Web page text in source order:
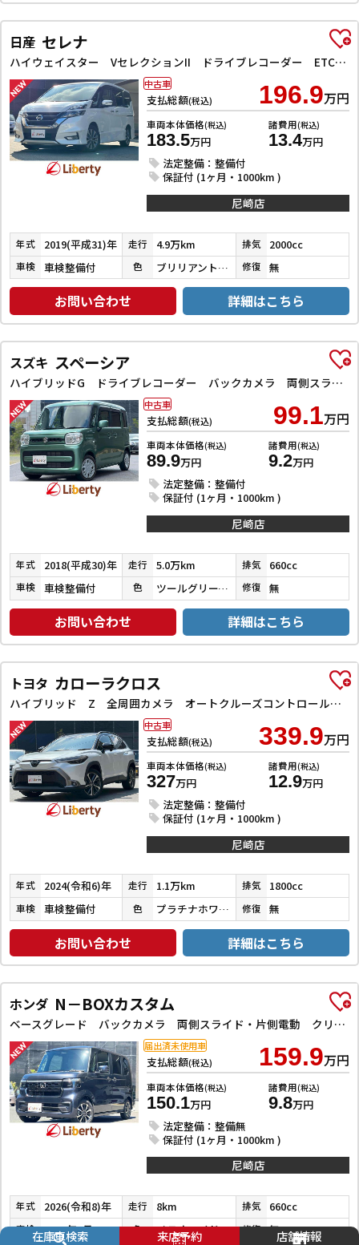
日産 セレナ
ハイウェイスター VセレクションII ドライブレコーダー ETC バックカメラ サイドカメラ ナビ TV クリアランスソナー オートクルーズコントロール パークアシスト 衝突被害軽減システム 両側電動スライドドア オートライト
支払総額(税込) 196.9万円
車両本体価格(税込)
183.5万円
諸費用(税込)
13.4万円
法定整備：整備付
保証付 (1ヶ月・1000km )
中古車
尼崎店
年式 2019(平成31)年 走行 4.9万km 排気 2000cc
車検 車検整備付 色 ブリリアントホワイトパール３コートパール 修復 無
お問い合わせ 詳細はこちら
スズキ スペーシア
ハイブリッドG ドライブレコーダー バックカメラ 両側スライドドア ナビ TV スマートキー アイドリングストップ 電動格納ミラー ベンチシート CVT ESC CD DVD再生 Bluetooth エアコン
支払総額(税込) 99.1万円
車両本体価格(税込)
89.9万円
諸費用(税込)
9.2万円
法定整備：整備付
保証付 (1ヶ月・1000km )
中古車
尼崎店
年式 2018(平成30)年 走行 5.0万km 排気 660cc
車検 車検整備付 色 ツールグリーンパールメタリック 修復 無
お問い合わせ 詳細はこちら
トヨタ カローラクロス
ハイブリッド Z 全周囲カメラ オートクルーズコントロール レーンアシスト パワーシート 衝突被害軽減システム ナビ TV オートライト LEDヘッドランプ ヘッドライトウォッシャー 電動リアゲート アルミホイール
支払総額(税込) 339.9万円
車両本体価格(税込)
327万円
諸費用(税込)
12.9万円
法定整備：整備付
保証付 (1ヶ月・1000km )
中古車
尼崎店
年式 2024(令和6)年 走行 1.1万km 排気 1800cc
車検 車検整備付 色 プラチナホワイトパールマイカ／アティチュードブラックマイカ 修復 無
お問い合わせ 詳細はこちら
ホンダ N－BOXカスタム
ベースグレード バックカメラ 両側スライド・片側電動 クリアランスソナー レーンアシスト オートライト スマートキー 電動格納ミラー CVT ESC USB チップアップシート アルミホイール エアコン
支払総額(税込) 159.9万円
車両本体価格(税込)
150.1万円
諸費用(税込)
9.8万円
法定整備：整備無
保証付 (1ヶ月・1000km )
届出済未使用車
尼崎店
年式 2026(令和8)年 走行 8km 排気 660cc
車検 2029年7月 色 メテオロイドグレーメタリック 修復 無
在庫車検索 来店予約 店舗情報